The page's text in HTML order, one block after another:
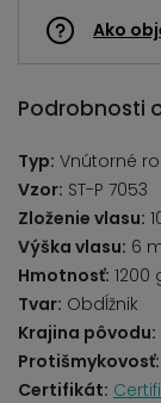
Ako
Podrobnosti
Typ: Vnútorné
Vzor: ST-P 7053
Zloženie vlasu:
Výška vlasu: 6
Hmotnosť: 1200
Tvar: Obdĺžnik
Krajina pôvodu:
Protišmykovosť:
Certifikát: